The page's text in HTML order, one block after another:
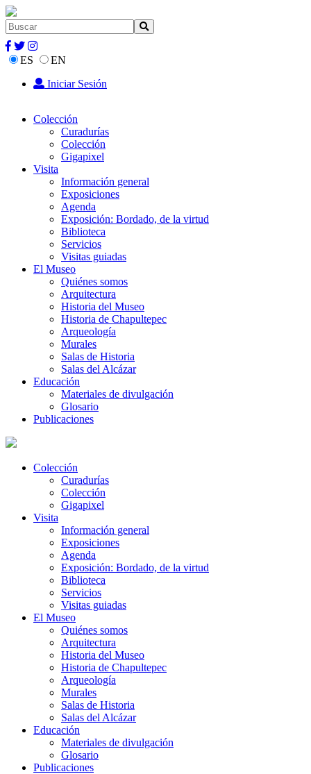
ES
EN
Iniciar Sesión
Colección
Curadurías
Colección
Gigapixel
Visita
Información general
Exposiciones
Agenda
Exposición: Bordado, de la virtud
Biblioteca
Servicios
Visitas guiadas
El Museo
Quiénes somos
Arquitectura
Historia del Museo
Historia de Chapultepec
Arqueología
Murales
Salas de Historia
Salas del Alcázar
Educación
Materiales de divulgación
Glosario
Publicaciones
Colección
Curadurías
Colección
Gigapixel
Visita
Información general
Exposiciones
Agenda
Exposición: Bordado, de la virtud
Biblioteca
Servicios
Visitas guiadas
El Museo
Quiénes somos
Arquitectura
Historia del Museo
Historia de Chapultepec
Arqueología
Murales
Salas de Historia
Salas del Alcázar
Educación
Materiales de divulgación
Glosario
Publicaciones